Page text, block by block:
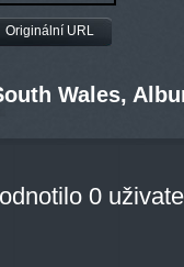
Originální URL
Wales,
0